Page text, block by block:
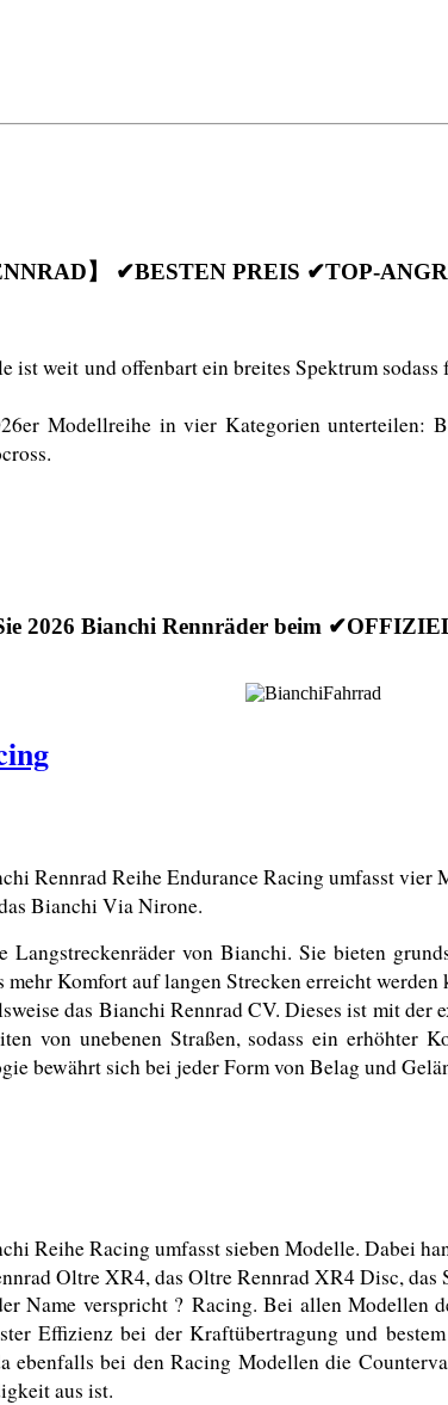
】 ✔BESTEN PREIS ✔TOP-
weit und offenbart ein breites Spektrum
Modellreihe in vier Kategorien unterteilen:
2026 Bianchi Rennräder beim
Rennrad Reihe Endurance Racing umfasst
Bianchi Via Nirone.
von Bianchi. Sie bieten
Komfort auf langen Strecken erreicht werden
das Bianchi Rennrad CV. Dieses ist mit
von unebenen Straßen, sodass ein erhöhter
bewährt sich bei jeder Form von Belag und
Reihe Racing umfasst sieben Modelle. Dabei
Oltre XR4, das Oltre Rennrad XR4 Disc, das
Name verspricht ? Racing. Bei allen
Effizienz bei der Kraftübertragung und
bei den Racing Modellen die
aus ist.